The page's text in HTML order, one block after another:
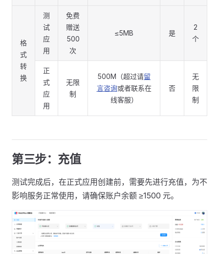
格
式
转
换
测
试
应
用
免费
赠送
500
次
≤5MB 是
2
个
正
式
应
用
无限
制
500M（超过请留
言咨询或者联系在
线客服）
否
无
限
制
第三步：充值
测试完成后，在正式应用创建前，需要先进行充值，为不
影响服务正常使用，请确保账户余额 ≥1500 元。